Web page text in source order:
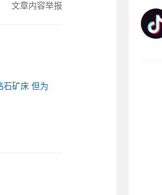
文章内容举报
石矿床 但为